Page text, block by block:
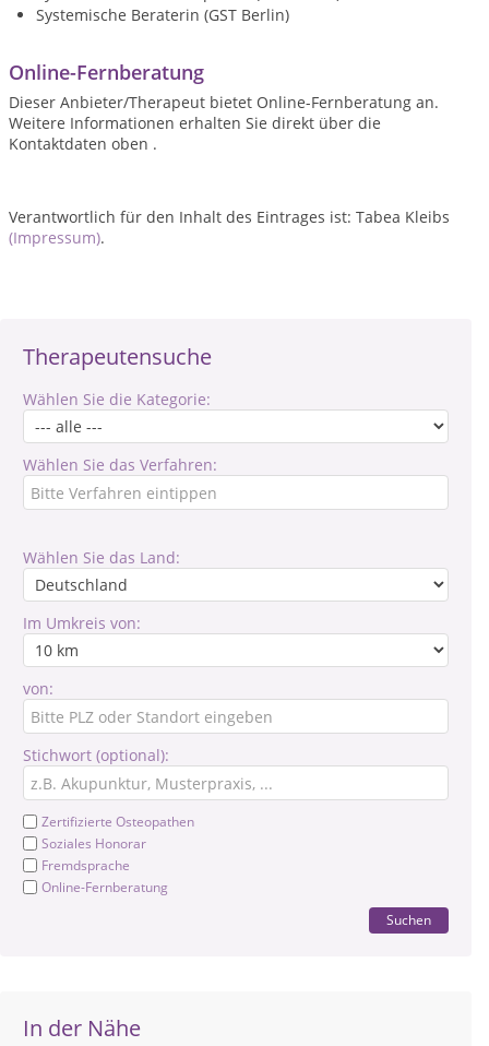
Therapeutensuche
Wählen Sie die Kategorie:
Wählen Sie das Verfahren:
Wählen Sie das Land:
Im Umkreis von:
von:
Stichwort (optional):
Zertifizierte Osteopathen
Soziales Honorar
Fremdsprache
Online-Fernberatung
Suchen
In der Nähe
Online-Fernberatung
Dieser Anbieter/Therapeut bietet Online-Fernberatung an.
Weitere Informationen erhalten Sie direkt über die
Kontaktdaten oben .
Verantwortlich für den Inhalt des Eintrages ist: Tabea Kleibs
(Impressum).